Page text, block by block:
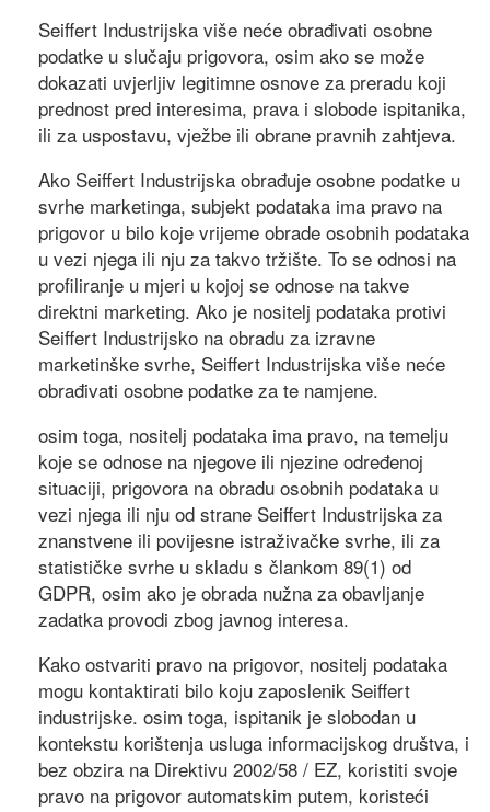
Seiffert Industrijska više neće obrađivati ​​osobne
podatke u slučaju prigovora, osim ako se može
dokazati uvjerljiv legitimne osnove za preradu koji
prednost pred interesima, prava i slobode ispitanika,
ili za uspostavu, vježbe ili obrane pravnih zahtjeva.
Ako Seiffert Industrijska obrađuje osobne podatke u
svrhe marketinga, subjekt podataka ima pravo na
prigovor u bilo koje vrijeme obrade osobnih podataka
u vezi njega ili nju za takvo tržište. To se odnosi na
profiliranje u mjeri u kojoj se odnose na takve
direktni marketing. Ako je nositelj podataka protivi
Seiffert Industrijsko na obradu za izravne
marketinške svrhe, Seiffert Industrijska više neće
obrađivati ​​osobne podatke za te namjene.
osim toga, nositelj podataka ima pravo, na temelju
koje se odnose na njegove ili njezine određenoj
situaciji, prigovora na obradu osobnih podataka u
vezi njega ili nju od strane Seiffert Industrijska za
znanstvene ili povijesne istraživačke svrhe, ili za
statističke svrhe u skladu s člankom 89(1) od
GDPR, osim ako je obrada nužna za obavljanje
zadatka provodi zbog javnog interesa.
Kako ostvariti pravo na prigovor, nositelj podataka
mogu kontaktirati bilo koju zaposlenik Seiffert
industrijske. osim toga, ispitanik je slobodan u
kontekstu korištenja usluga informacijskog društva, i
bez obzira na Direktivu 2002/58 / EZ, koristiti svoje
pravo na prigovor automatskim putem, koristeći